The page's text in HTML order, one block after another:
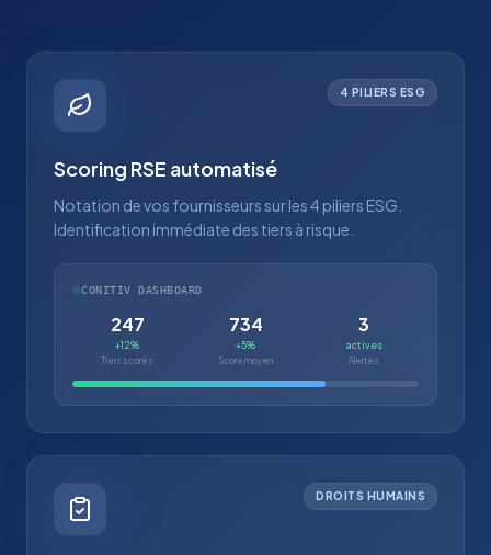
4 PILIERS ESG
Scoring RSE automatisé
Notation de vos fournisseurs sur les 4 piliers ESG.
Identification immédiate des tiers à risque.
CONITIV DASHBOARD
247
+12%
Tiers scorés
734
+5%
Score moyen
3
actives
Alertes
DROITS HUMAINS